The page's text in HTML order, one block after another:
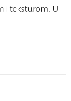
i teksturom. U